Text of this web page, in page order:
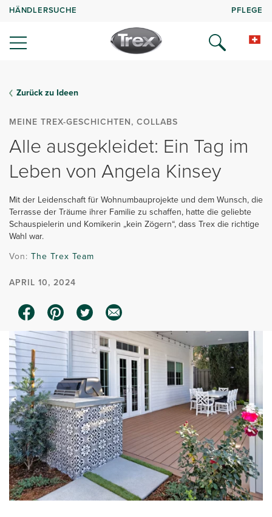
HÄNDLERSUCHE PFLEGE
Zurück zu Ideen
MEINE TREX-GESCHICHTEN, COLLABS
Alle ausgekleidet: Ein Tag im
Leben von Angela Kinsey
Mit der Leidenschaft für Wohnumbauprojekte und dem Wunsch, die
Terrasse der Träume ihrer Familie zu schaffen, hatte die geliebte
Schauspielerin und Komikerin „kein Zögern“, dass Trex die richtige
Wahl war.
Von: The Trex Team
APRIL 10, 2024